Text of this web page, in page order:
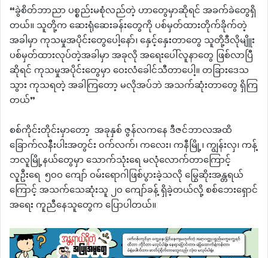
“ခွဲစိတ်ဘာညာ ပစ္စည်းမစုံလည်တဲ့ ဟာတွေမှာဆိုရင် အခက်ခဲတွေရှိ
တယ်။ သူတို့က ဆေးရုံဆေးခန်းတွေကို ပစ်မှတ်ထားတိုက်ခိုက်တဲ့
အခါမှာ ကုသမှုအပိုင်းတွေပေါ့နော်၊ နှေင့်နှေးတာတွေ သူတို့ဒီလိုမျိူး
ပစ်မှတ်ထားလုပ်တဲ့အခါမှာ အခုလို အရေးပေါ်လူနာတွေ ဖြစ်လာပြီ
ဆိုရင် ကုသမှုအပိုင်းတွေမှာ ဝေးလံခေါင်သီတာပေါ့။ တခြားဒေသ
သွား ကုသရတဲ့ အခါကြတော့ မလိုအပ်ဘဲ အသက်ဆုံးတာ‌တွေ ရှိကြ
တယ်”
စစ်ကိုင်းတိုင်းမှာတော့ အခုနှစ် ဇွန်လကနေ ဒီဇင်ဘာလအထိ
ခြောက်လနိီးပါးအတွင်း ဝက်လက်၊ ကလေး၊ ကနီမြို့၊ ကျွန်းလှ၊ ကန့်
ဘလူမြို့နယ်တွေမှာ သောက်သုံးရေ မလုံလောက်တာကြောင့်
လူဦးရေ ၅၀၀ ကျော် ဝမ်းရောဂါဖြစ်ပွားခဲ့သလို မြွေဆိုးအန္တရယ်
ကြောင့် အသက်သေဆုံးသူ ၂၀ ကျော်ခန့် ရှိခဲ့တယ်လို့ စစ်ဘေးရှောင်
အရေး ကူညီနေသူတွေက ပြောပါတယ်။